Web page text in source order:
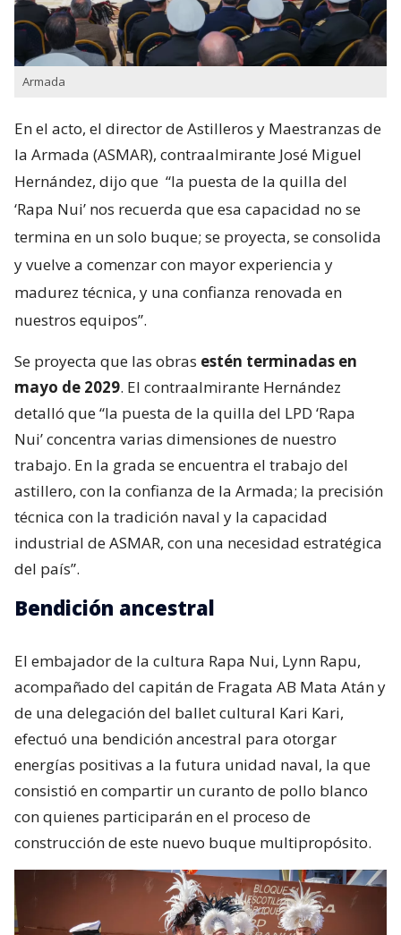
Armada
En el acto, el director de Astilleros y Maestranzas de
la Armada (ASMAR), contraalmirante José Miguel
Hernández, dijo que “la puesta de la quilla del
‘Rapa Nui’ nos recuerda que esa capacidad no se
termina en un solo buque; se proyecta, se consolida
y vuelve a comenzar con mayor experiencia y
madurez técnica, y una confianza renovada en
nuestros equipos”.
Se proyecta que las obras estén terminadas en
mayo de 2029. El contraalmirante Hernández
detalló que “la puesta de la quilla del LPD ‘Rapa
Nui’ concentra varias dimensiones de nuestro
trabajo. En la grada se encuentra el trabajo del
astillero, con la confianza de la Armada; la precisión
técnica con la tradición naval y la capacidad
industrial de ASMAR, con una necesidad estratégica
del país”.
Bendición ancestral
El embajador de la cultura Rapa Nui, Lynn Rapu,
acompañado del capitán de Fragata AB Mata Atán y
de una delegación del ballet cultural Kari Kari,
efectuó una bendición ancestral para otorgar
energías positivas a la futura unidad naval, la que
consistió en compartir un curanto de pollo blanco
con quienes participarán en el proceso de
construcción de este nuevo buque multipropósito.